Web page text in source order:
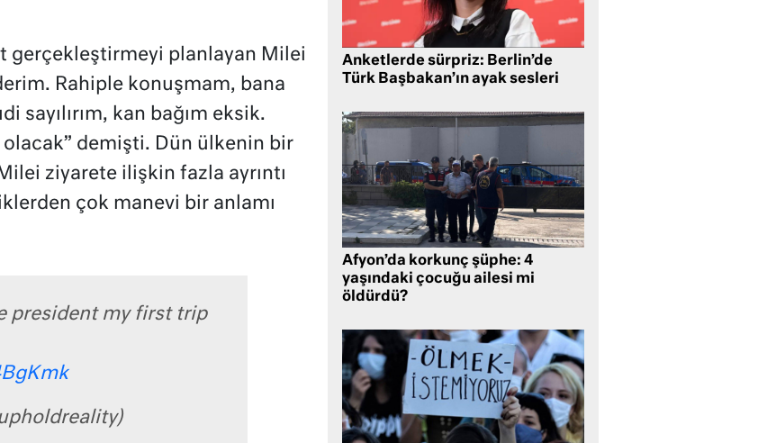
gerçekleştirmeyi planlayan Milei
Rahiple konuşmam, bana
sayılırım, kan bağım eksik.
demişti. Dün ülkenin bir
ziyarete ilişkin fazla ayrıntı
çok manevi bir anlamı
president my first trip
Anketlerde sürpriz: Berlin’de
Türk Başbakan’ın ayak sesleri
Afyon’da korkunç şüphe: 4
yaşındaki çocuğu ailesi mi
öldürdü?